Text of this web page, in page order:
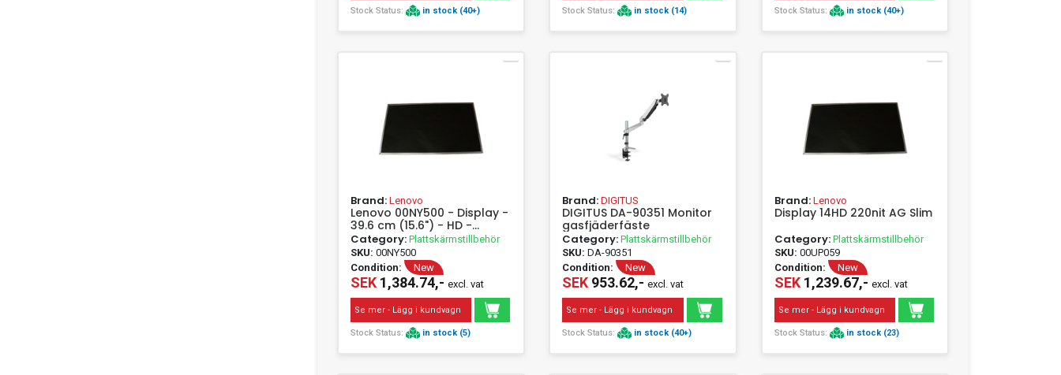
Stock Status: in stock (40+) Stock Status: in stock (14) Stock Status: in stock (40+)
Brand: Lenovo
Lenovo 00NY500 - Display -
39.6 cm (15.6") - HD -
Lenovo - THINKPAD-E565
THINKPAD-L560
Category: Plattskärmstillbehör
SKU: 00NY500
Condition:
New
SEK 1,384.74,- excl. vat
Se mer - Lägg i kundvagn
Stock Status: in stock (5)
Brand:DIGITUS
DIGITUS DA-90351 Monitor
gasfjäderfäste
Category:Plattskärmstillbehör
SKU:DA-90351
Condition:
New
SEK 953.62,-excl. vat
Se mer - Lägg i kundvagn
Stock Status: in stock (40+)
Brand: Lenovo
Display 14HD 220nit AG Slim
Category: Plattskärmstillbehör
SKU: 00UP059
Condition:
New
SEK1,239.67,- excl. vat
Se mer - Lägg i kundvagn
Stock Status: in stock (23)